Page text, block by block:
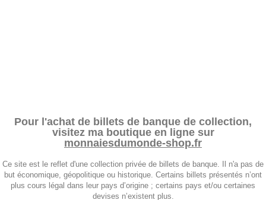
Pour l'achat de billets de banque de collection,
visitez ma boutique en ligne sur
monnaiesdumonde-shop.fr
Ce site est le reflet d'une collection privée de billets de banque. Il n'a pas de
but économique, géopolitique ou historique. Certains billets présentés n’ont
plus cours légal dans leur pays d’origine ; certains pays et/ou certaines
devises n’existent plus.